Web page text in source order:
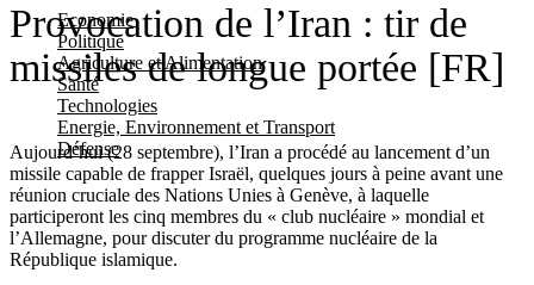
Economie
Politique
Agriculture et Alimentation
Santé
Technologies
Energie, Environnement et Transport
Défense
Provocation de l’Iran : tir de
missiles de longue portée [FR]
Aujourd’hui (28 septembre), l’Iran a procédé au lancement d’un
missile capable de frapper Israël, quelques jours à peine avant une
réunion cruciale des Nations Unies à Genève, à laquelle
participeront les cinq membres du « club nucléaire » mondial et
l’Allemagne, pour discuter du programme nucléaire de la
République islamique.